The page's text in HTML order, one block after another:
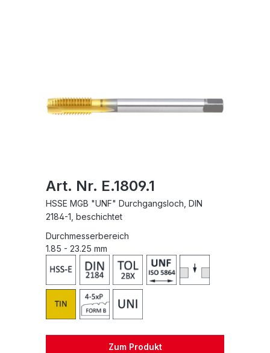
Art. Nr. E.1809.1
HSSE MGB "UNF" Durchgangsloch, DIN
2184-1, beschichtet
Durchmesserbereich
1.85 - 23.25 mm
Zum Produkt